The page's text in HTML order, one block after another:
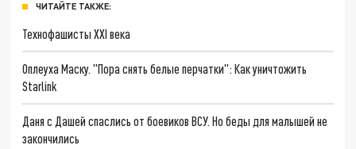
ЧИТАЙТЕ ТАКЖЕ:
Технофашисты XXI века
Оплеуха Маску. "Пора снять белые перчатки": Как уничтожить
Starlink
Даня с Дашей спаслись от боевиков ВСУ. Но беды для малышей не
закончились